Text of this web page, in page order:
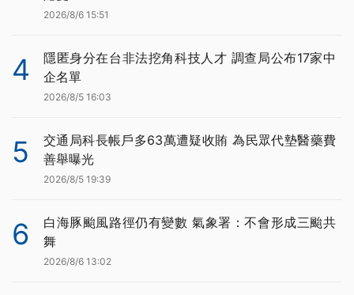
2026/8/6 15:51
4
隱匿身分在台非法挖角科技人才 調查局公布17家中
企名單
2026/8/5 16:03
5
交通局科長帳戶多63萬遭疑收賄 為民眾代墊醫藥費
善舉曝光
2026/8/5 19:39
6
白海豚颱風路徑仍有變數 氣象署：不會形成三颱共
舞
2026/8/6 13:02